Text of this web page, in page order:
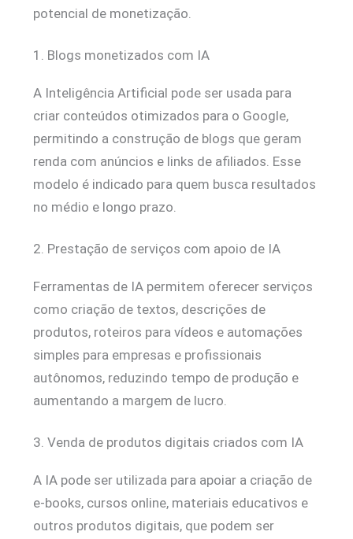
potencial de monetização.
1. Blogs monetizados com IA
A Inteligência Artificial pode ser usada para
criar conteúdos otimizados para o Google,
permitindo a construção de blogs que geram
renda com anúncios e links de afiliados. Esse
modelo é indicado para quem busca resultados
no médio e longo prazo.
2. Prestação de serviços com apoio de IA
Ferramentas de IA permitem oferecer serviços
como criação de textos, descrições de
produtos, roteiros para vídeos e automações
simples para empresas e profissionais
autônomos, reduzindo tempo de produção e
aumentando a margem de lucro.
3. Venda de produtos digitais criados com IA
A IA pode ser utilizada para apoiar a criação de
e-books, cursos online, materiais educativos e
outros produtos digitais, que podem ser